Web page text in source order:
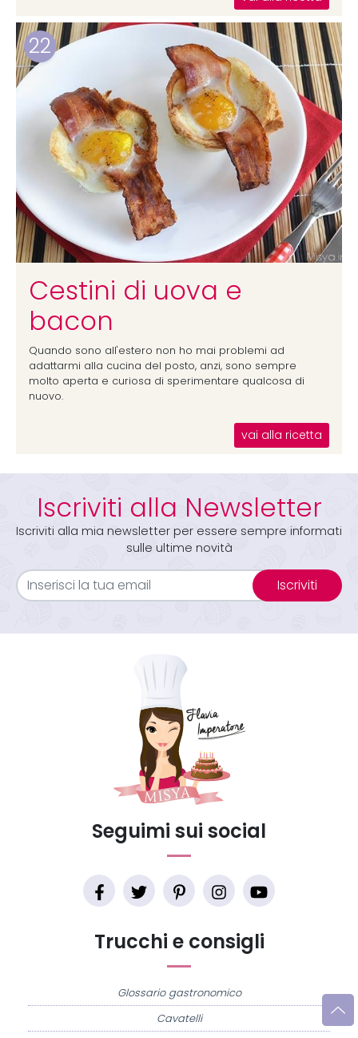
22
Cestini di uova e
bacon
Quando sono all'estero non ho mai problemi ad
adattarmi alla cucina del posto, anzi, sono sempre
molto aperta e curiosa di sperimentare qualcosa di
nuovo.
vai alla ricetta
Iscriviti alla Newsletter
Iscriviti alla mia newsletter per essere sempre informati
sulle ultime novità
Iscriviti
Trucchi e consigli
Glossario gastronomico
Cavatelli
Seguimi sui social